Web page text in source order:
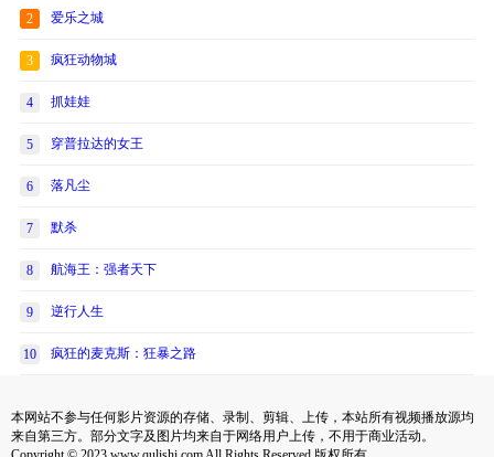
2 爱乐之城
3 疯狂动物城
4 抓娃娃
5 穿普拉达的女王
6 落凡尘
7 默杀
8 航海王：强者天下
9 逆行人生
10 疯狂的麦克斯：狂暴之路
本网站不参与任何影片资源的存储、录制、剪辑、上传，本站所有视频播放源均
来自第三方。部分文字及图片均来自于网络用户上传，不用于商业活动。